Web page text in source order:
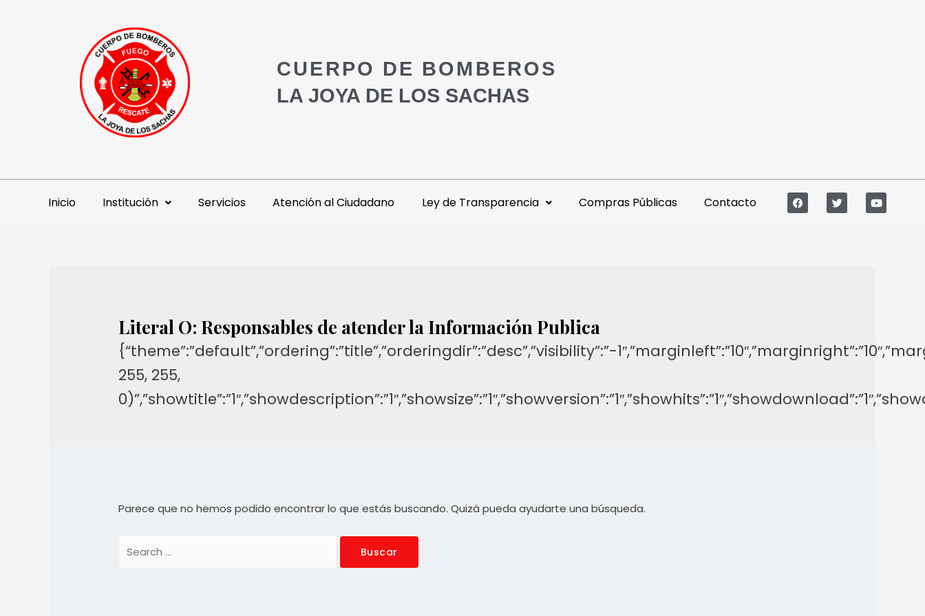
CUERPO DE BOMBEROS
LA JOYA DE LOS SACHAS
Inicio Institución Servicios Atención al Ciudadano Ley de Transparencia Compras Públicas Contacto
Literal O: Responsables de atender la Información Publica
{“theme”:”default”,”ordering”:”title”,”orderingdir”:”desc”,”visibility”:”-
255, 255,
Parece que no hemos podido encontrar lo que estás buscando. Quizá pueda ayudarte una búsqueda.